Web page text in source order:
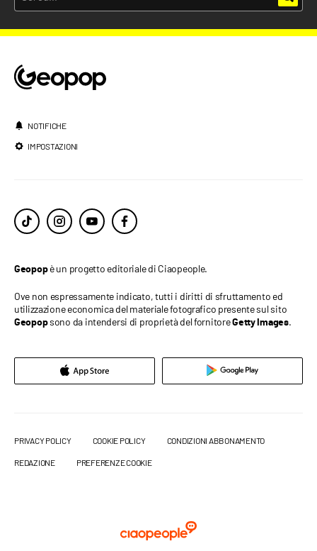
NOTIFICHE
IMPOSTAZIONI
Geopopè un progetto editoriale di Ciaopeople.
Ove non espressamente indicato, tutti i diritti di sfruttamento ed
utilizzazione economica del materiale fotografico presente sul sito
Geopopsono da intendersi di proprietà del fornitoreGetty Images.
PRIVACY POLICY COOKIE POLICY CONDIZIONI ABBONAMENTO
REDAZIONE PREFERENZE COOKIE